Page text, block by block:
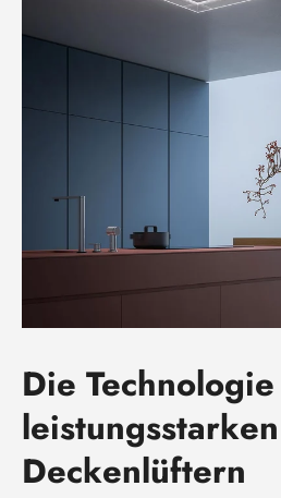
Die
leistungsstarken
Deckenlüftern